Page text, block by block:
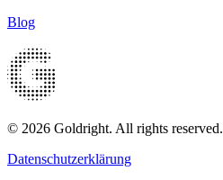
Blog
© 2026 Goldright. All rights reserved.
Datenschutzerklärung